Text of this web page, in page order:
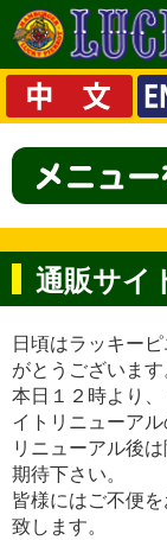
通販サイ
日頃はラッキー
がとうございます
本日１２時より
イトリニューア
リニューアル後
期待下さい。
皆様にはご不便
致します。